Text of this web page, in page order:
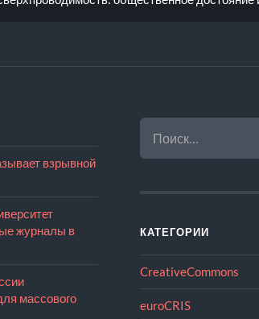
взрывной
журналы в
массового
НАЙТИ:
КАТЕГОРИИ
CreativeCommons
euroCRIS